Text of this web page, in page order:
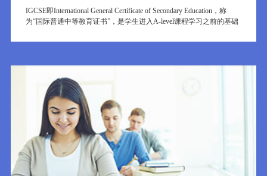
​​​IGCSE即International General Certificate of Secondary Education，称
为“国际普通中等教育证书”，是学生进入A-level课程学习之前的基础
成此课程。